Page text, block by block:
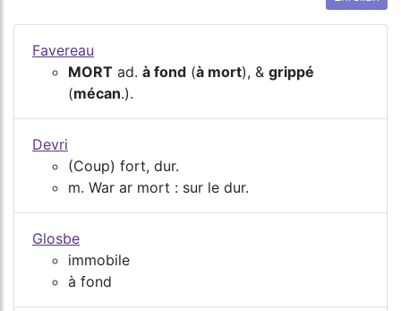
Favereau
MORT ad. à fond (à mort), & grippé
(mécan.).
Devri
(Coup) fort, dur.
m. War ar mort : sur le dur.
Glosbe
immobile
à fond